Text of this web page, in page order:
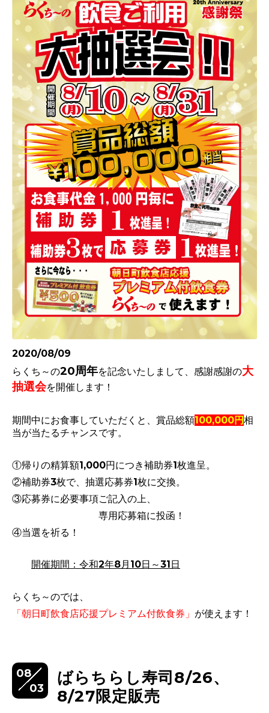
2020/08/09
らくち～の20周年を記念いたしまして、感謝感謝の大
抽選会を開催します！
期間中にお食事していただくと、 賞品総額100,000円相
当が当たるチャンスです。
①帰りの精算額1,000円につき補助券1枚進呈。
②補助券3枚で、抽選応募券1枚に交換。
③応募券に必要事項ご記入の上、
専用応募箱に投函！
④当選を祈る！
開催期間：令和2年8月10日～31日
らくち～のでは、
「朝日町飲食店応援プレミアム付飲食券」 が使えます！
08
03
ばらちらし寿司8/26、
8/27限定販売